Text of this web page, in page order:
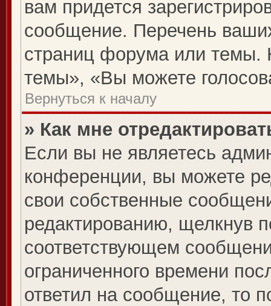
вам придется
сообщение. Перечень
страниц форума или темы.
темы», «Вы можете
Вернуться к началу
» Как мне
Если вы не являетесь
конференции, вы можете
свои собственные
редактированию, щелкнув
соответствующем
ограниченного времени
ответил на сообщение, то